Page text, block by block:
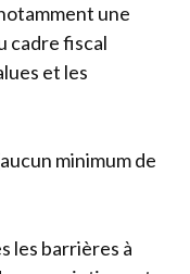
une
cadre fiscal
et les
minimum de
les barrières à